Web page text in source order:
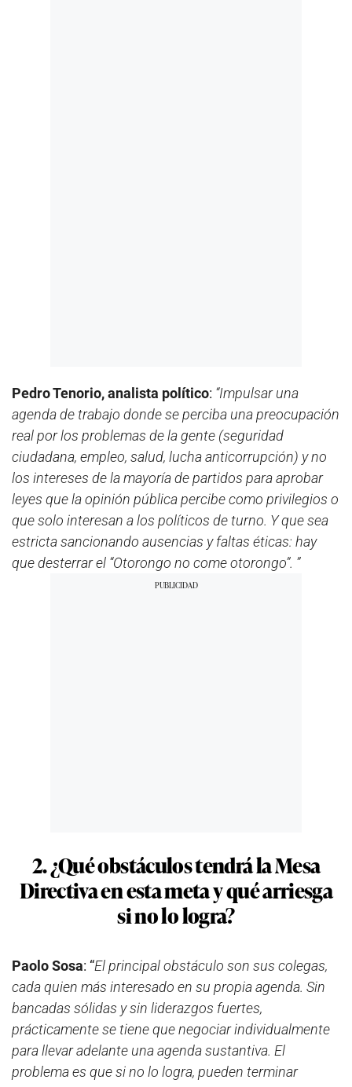
Pedro Tenorio, analista político: “Impulsar una
agenda de trabajo donde se perciba una preocupación
real por los problemas de la gente (seguridad
ciudadana, empleo, salud, lucha anticorrupción) y no
los intereses de la mayoría de partidos para aprobar
leyes que la opinión pública percibe como privilegios o
que solo interesan a los políticos de turno. Y que sea
estricta sancionando ausencias y faltas éticas: hay
que desterrar el “Otorongo no come otorongo”. ”
2. ¿Qué obstáculos tendrá la Mesa
Directiva en esta meta y qué arriesga
si no lo logra?
Paolo Sosa: “El principal obstáculo son sus colegas,
cada quien más interesado en su propia agenda. Sin
bancadas sólidas y sin liderazgos fuertes,
prácticamente se tiene que negociar individualmente
para llevar adelante una agenda sustantiva. El
problema es que si no lo logra, pueden terminar